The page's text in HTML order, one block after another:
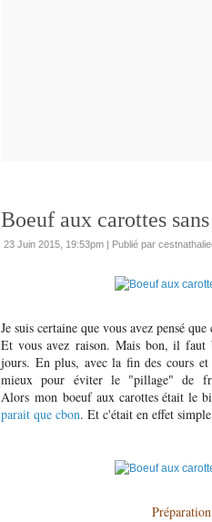
Boeuf aux carottes
23 Juin 2015, 19:53pm | Publié par
Je suis certaine que vous avez pensé
Et vous avez raison. Mais bon, il faut
jours. En plus, avec la fin des cours
mieux pour éviter le "pillage" de
Alors mon boeuf aux carottes était le
parait que cbon. Et c'était en effet